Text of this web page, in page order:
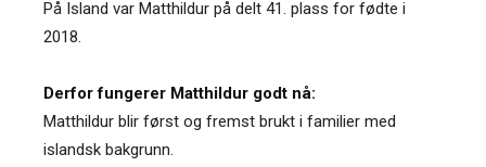
På Island var Matthildur på delt 41. plass for fødte i
2018.
Derfor fungerer Matthildur godt nå:
Matthildur blir først og fremst brukt i familier med
islandsk bakgrunn.